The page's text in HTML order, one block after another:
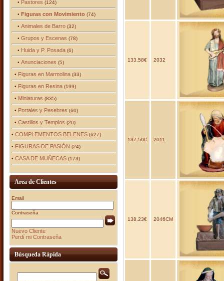
• Pastores (124)
• Figuras con Movimiento(74)
• Animales de Barro(32)
• Grupos y Escenas (78)
• Huida y P. Posada(6)
• Anunciaciones (5)
• Figuras en Marmolina(33)
• Figuras en Resina(199)
• Miniaturas (835)
• Portales y Pesebres (60)
• Castillos y Templos (20)
• COMPLEMENTOS BELENES(627)
• FIGURAS DE PASIÓN (24)
• CASA DE MUÑECAS(173)
Area de Clientes
Email
Contraseña
Nuevo Cliente
Perdí mi Contraseña
Búsqueda Rápida
133.58€ 2032
137.50€ 2011
138.23€ 2046CM